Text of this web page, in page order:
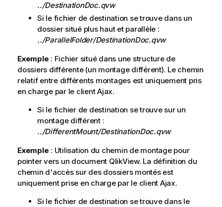
../DestinationDoc.qvw
Si le fichier de destination se trouve dans un
dossier situé plus haut et parallèle :
../ParallelFolder/DestinationDoc.qvw
Exemple : Fichier situé dans une structure de
dossiers différente (un montage différent). Le chemin
relatif entre différents montages est uniquement pris
en charge par le client Ajax.
Si le fichier de destination se trouve sur un
montage différent :
../DifferentMount/DestinationDoc.qvw
Exemple : Utilisation du chemin de montage pour
pointer vers un document QlikView. La définition du
chemin d'accès sur des dossiers montés est
uniquement prise en charge par le client Ajax.
Si le fichier de destination se trouve dans le